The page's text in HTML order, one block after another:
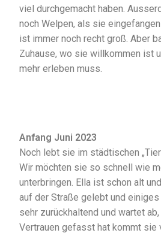
viel durchgemacht haben.
noch Welpen, als sie
ist immer noch recht groß. Aber
Zuhause, wo sie willkommen ist
mehr erleben muss.
Anfang Juni 2023
Noch lebt sie im städtischen
Wir möchten sie so schnell wie
unterbringen. Ella ist schon alt
auf der Straße gelebt und
sehr zurückhaltend und wartet
Vertrauen gefasst hat kommt sie